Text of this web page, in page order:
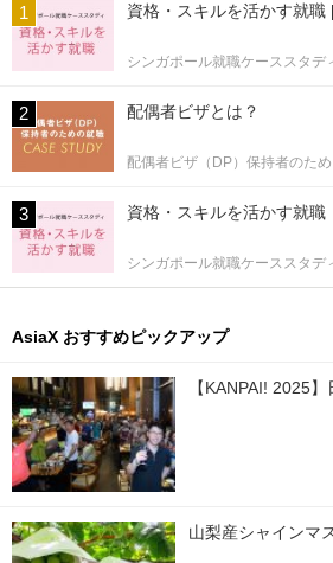
資格・スキルを活かす就職
シンガポール就職ケーススタデ
配偶者ビザとは？
配偶者ビザ（DP）保持者のた
資格・スキルを活かす就職
シンガポール就職ケーススタデ
AsiaX おすすめピックアップ
【KANPAI! 2025
山梨産シャインマ